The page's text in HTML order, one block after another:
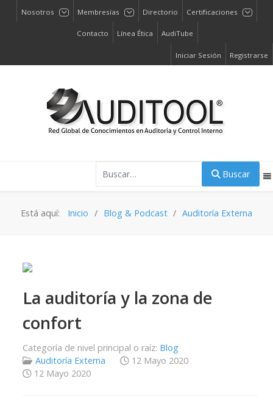
Nosotros Membresías Directorio Certificaciones
Contacto Línea Ética AudiTube
Iniciar Sesión Registrarse
Buscar
Está aquí: Inicio Blog & Podcast Auditoría Externa
La auditoría y la zona de
confort
Categoría de nivel principal o raíz: Blog
Auditoría Externa
12 Mayo 2020
12 Mayo 2020